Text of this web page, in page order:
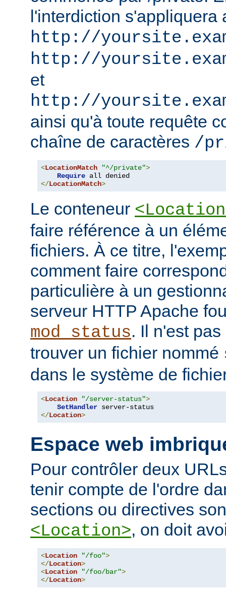
l'interdiction s'appliquera
http://
http://
et
http://
ainsi qu'à toute requête
chaîne de caractères /
<LocationMatch "^/private">
Require
</LocationMatch>
Le conteneur
faire référence à un
fichiers. À ce titre,
comment faire
particulière à un
serveur HTTP Apache
mod_status. Il n'est
trouver un fichier nommé
dans le système de
<Location "/server-status">
SetHandler
</Location>
Espace web
Pour contrôler deux
tenir compte de l'ordre
sections ou directives
<Location>, on doit
<Location "/foo">
</Location>
<Location "/foo/bar">
</Location>